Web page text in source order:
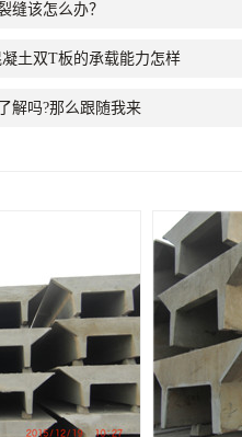
缝该怎么办？
土双T板的承载能力怎样
解吗?那么跟随我来